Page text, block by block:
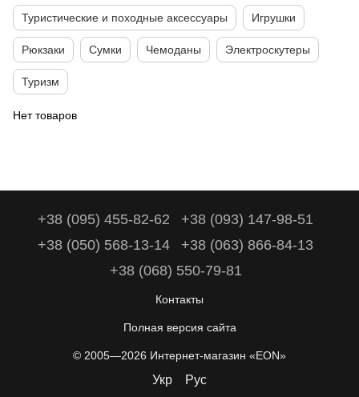
Туристические и походные аксессуары Игрушки
Рюкзаки Сумки Чемоданы Электроскутеры
Туризм
Нет товаров
+38 (095) 455-82-62
+38 (093) 147-98-51
+38 (050) 568-13-14
+38 (063) 866-84-13
+38 (068) 550-79-81
Контакты
Полная версия сайта
© 2005—2026 Интернет-магазин «EON»
Укр Рус